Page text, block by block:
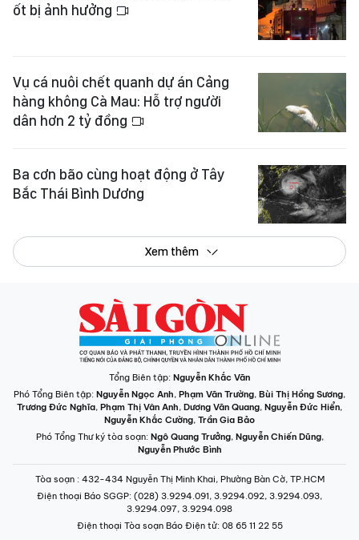
ốt bị ảnh hưởng
Vụ cá nuôi chết quanh dự án Cảng
hàng không Cà Mau: Hỗ trợ người
dân hơn 2 tỷ đồng
Ba cơn bão cùng hoạt động ở Tây
Bắc Thái Bình Dương
Xem thêm
Tổng Biên tập: Nguyễn Khắc Văn
Phó Tổng Biên tập: Nguyễn Ngọc Anh, Phạm Văn Trường, Bùi Thị Hồng Sương,
Trương Đức Nghĩa, Phạm Thị Vân Anh, Dương Văn Quang, Nguyễn Đức Hiển,
Nguyễn Khắc Cường, Trần Gia Bảo
Phó Tổng Thư ký tòa soạn: Ngô Quang Trưởng, Nguyễn Chiến Dũng,
Nguyễn Phước Bình
Tòa soạn : 432-434 Nguyễn Thị Minh Khai, Phường Bàn Cờ, TP.HCM
Điện thoại Báo SGGP: (028) 3.9294.091, 3.9294.092, 3.9294.093,
3.9294.097, 3.9294.098
Điện thoại Tòa soạn Báo Điện tử: 08 65 11 22 55